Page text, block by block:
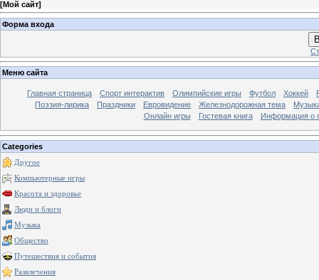
[Мой сайт]
Форма входа
Меню сайта
Главная страница Спорт интерактив Олимпийские игры Футбол Хоккей
Поэзия-лирика
Праздники Евровидение Железнодорожная тема
Онлайн игры
Гостевая книга Информация о
Categories
Другое
Компьютерные игры
Красота и здоровье
Люди и блоги
Музыка
Общество
Путешествия и события
Развлечения